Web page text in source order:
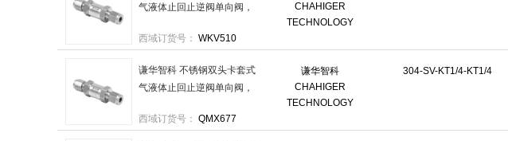
CHAHIGER
TECHNOLOGY
气液体止回止逆阀单向阀，
套3分-出口卡套3分 售卖规
西域订货号： WKV510
谦华智科
CHAHIGER
TECHNOLOGY
304-SV-KT1/4-KT1/4
谦华智科 不锈钢双头卡套式
气液体止回止逆阀单向阀，
套2分-出口卡套2分 售卖规
西域订货号： QMX677